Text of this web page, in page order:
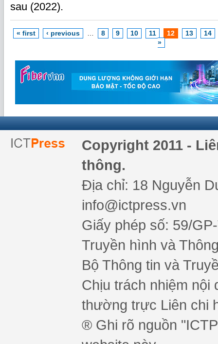
sau (2022).
« first ‹ previous 8 9 10 11 12 13
14
»
Copyright 2011 -
thông.
Địa chỉ: 18 Nguyễn
info@ictpress.vn
Giấy phép số: 59/
Truyền hình và
Bộ Thông tin và
Chịu trách nhiệm nội
thường trực Liên chi
® Ghi rõ nguồn